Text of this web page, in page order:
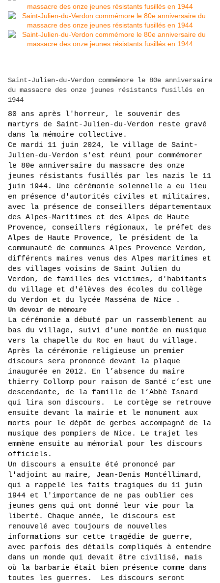
Saint-Julien-du-Verdon commémore le 80e anniversaire
du massacre des onze jeunes résistants fusillés en
1944
80 ans après l'horreur, le souvenir des
martyrs de Saint-Julien-du-Verdon reste gravé
dans la mémoire collective.
Ce mardi 11 juin 2024, le village de Saint-
Julien-du-Verdon s'est réuni pour commémorer
le 80e anniversaire du massacre des onze
jeunes résistants fusillés par les nazis le 11
juin 1944. Une cérémonie solennelle a eu lieu
en présence d'autorités civiles et militaires,
avec la présence de conseillers départementaux
des Alpes-Maritimes et des Alpes de Haute
Provence, conseillers régionaux, le préfet des
Alpes de Haute Provence, le président de la
communauté de communes Alpes Provence Verdon,
différents maires venus des Alpes maritimes et
des villages voisins de Saint Julien du
Verdon, de familles des victimes, d'habitants
du village et d'élèves des écoles du collège
du Verdon et du lycée Masséna de Nice .
Un devoir de mémoire
La cérémonie a débuté par un rassemblement au
bas du village, suivi d'une montée en musique
vers la chapelle du Roc en haut du village.
Après la cérémonie religieuse un premier
discours sera prononcé devant la plaque
inaugurée en 2012. En l’absence du maire
thierry Collomp pour raison de Santé c’est une
descendante, de la famille de l’Abbè Isnard
qui lira son discours.  Le cortège se retrouve
ensuite devant la mairie et le monument aux
morts pour le dépôt de gerbes accompagné de la
musique des pompiers de Nice. Le trajet les
emmène ensuite au mémorial pour les discours
officiels.
Un discours a ensuite été prononcé par
l'adjoint au maire, Jean-Denis Montéllimard,
qui a rappelé les faits tragiques du 11 juin
1944 et l'importance de ne pas oublier ces
jeunes gens qui ont donné leur vie pour la
liberté. Chaque année, le discours est
renouvelé avec toujours de nouvelles
informations sur cette tragédie de guerre,
avec parfois des détails compliqués à entendre
dans un monde qui devait être civilisé, mais
où la barbarie était bien présente comme dans
toutes les guerres.  Les discours seront